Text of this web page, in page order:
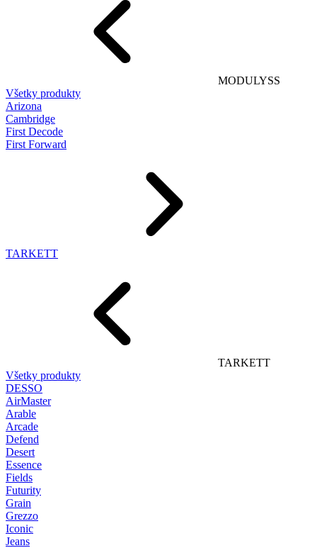
MODULYSS
Všetky produkty
Arizona
Cambridge
First Decode
First Forward
TARKETT
TARKETT
Všetky produkty
DESSO
AirMaster
Arable
Arcade
Defend
Desert
Essence
Fields
Futurity
Grain
Grezzo
Iconic
Jeans